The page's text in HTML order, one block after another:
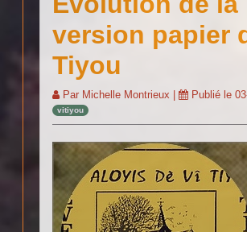
version papier
Tiyou
Par Michelle Montrieux | Publié le
vitiyou